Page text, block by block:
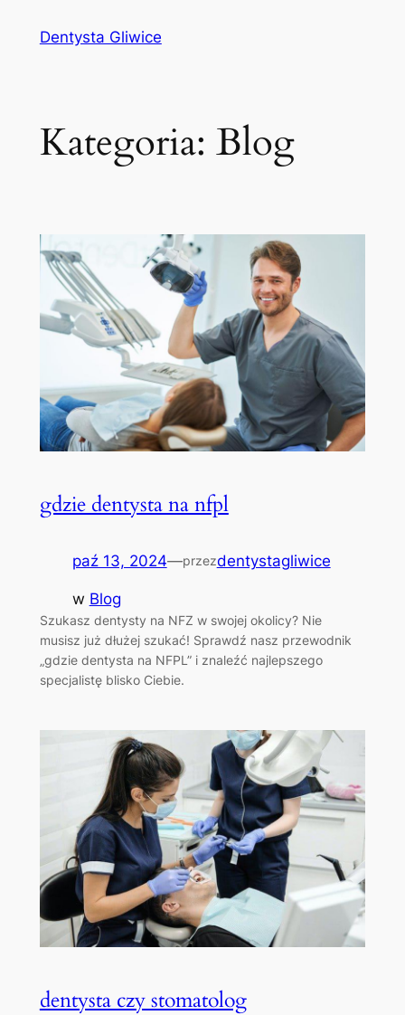
Dentysta Gliwice
Kategoria: Blog
gdzie dentysta na nfpl
paź 13, 2024—przezdentystagliwice
w Blog
Szukasz dentysty na NFZ w swojej okolicy? Nie
musisz już dłużej szukać! Sprawdź nasz przewodnik
„gdzie dentysta na NFPL” i znaleźć najlepszego
specjalistę blisko Ciebie.
dentysta czy stomatolog